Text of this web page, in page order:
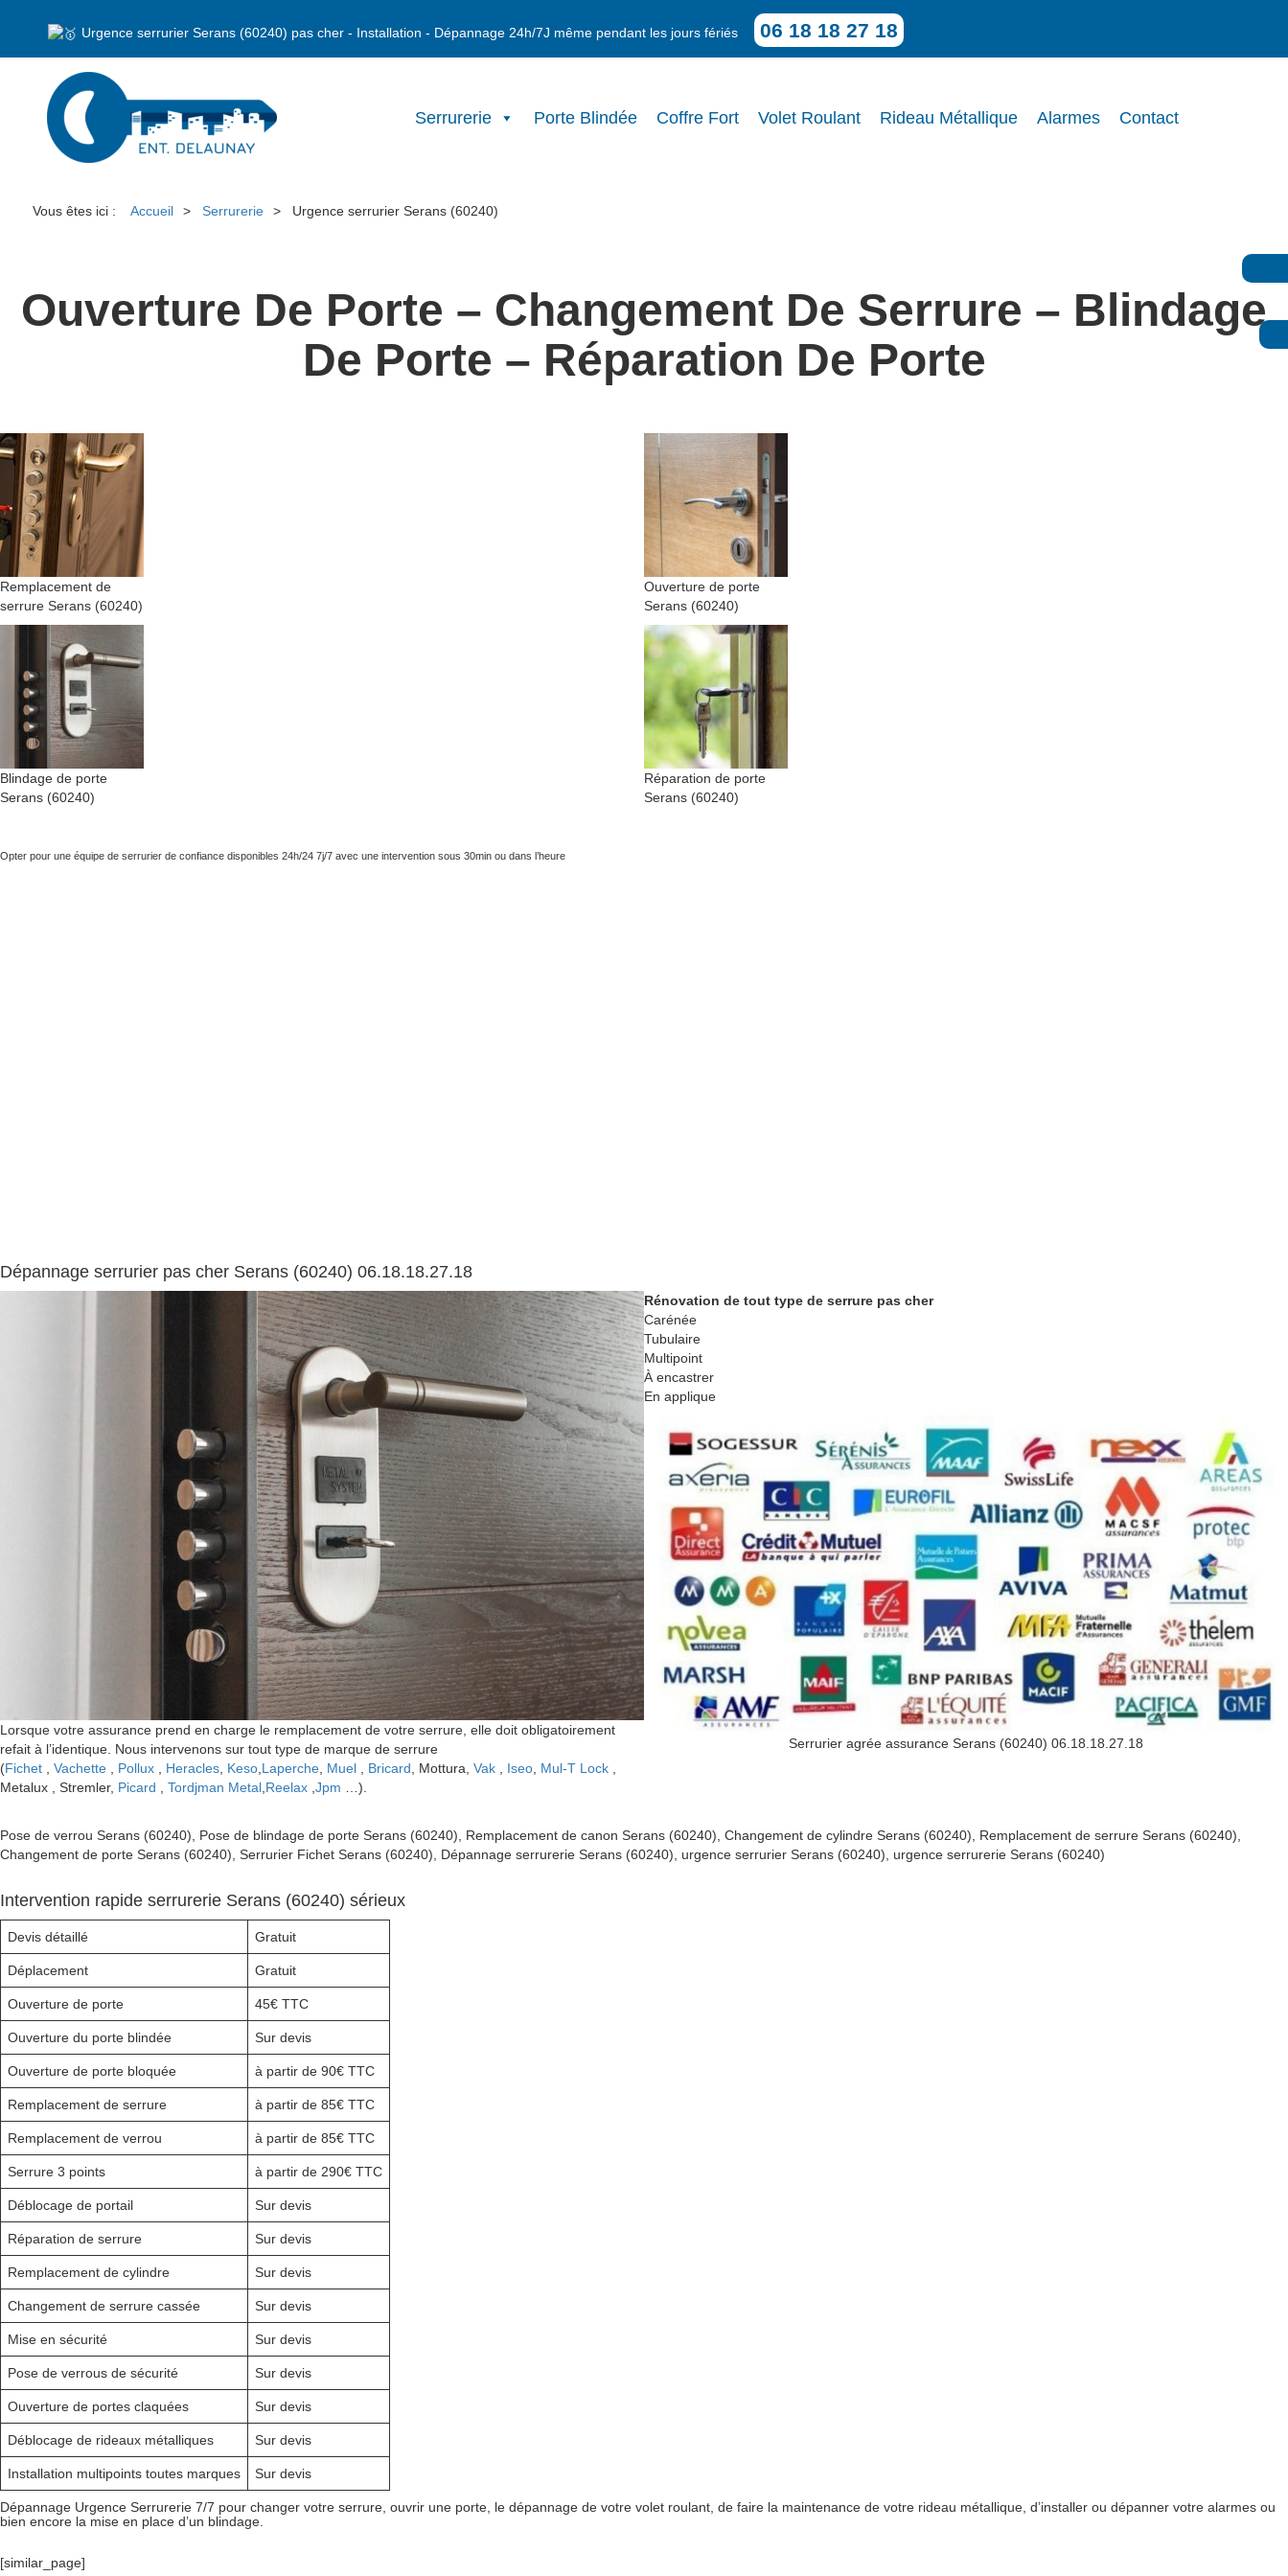
Urgence serrurier Serans (60240) pas cher - Installation - Dépannage 24h/7J même pendant les jours fériés 06 18 18 27 18
Serrurerie Porte Blindée Coffre Fort Volet Roulant Rideau Métallique Alarmes Contact
Vous êtes ici : Accueil Serrurerie Urgence serrurier Serans (60240)
Ouverture De Porte – Changement De Serrure – Blindage
De Porte – Réparation De Porte
Remplacement de
serrure Serans (60240)
Ouverture de porte
Serans (60240)
Blindage de porte
Serans (60240)
Réparation de porte
Serans (60240)
Opter pour une équipe de serrurier de confiance disponibles 24h/24 7j/7 avec une intervention sous 30min ou dans l’heure
Dépannage serrurier pas cher Serans (60240) 06.18.18.27.18
Lorsque votre assurance prend en charge le remplacement de votre serrure, elle doit obligatoirement
refait à l’identique. Nous intervenons sur tout type de marque de serrure
(Fichet Vachette Pollux Heracles Keso Laperche Muel Bricard , Mottura, Vak Iseo Mul-T Lock
Metalux , Stremler, Picard Tordjman Metal Reelax Jpm …).
Rénovation de tout type de serrure pas cher
Carénée
Tubulaire
Multipoint
À encastrer
En applique
Serrurier agrée assurance Serans (60240) 06.18.18.27.18
Pose de verrou Serans (60240), Pose de blindage de porte Serans (60240), Remplacement de canon Serans (60240), Changement de cylindre Serans (60240), Remplacement de serrure Serans (60240),
Changement de porte Serans (60240), Serrurier Fichet Serans (60240), Dépannage serrurerie Serans (60240), urgence serrurier Serans (60240), urgence serrurerie Serans (60240)
Intervention rapide serrurerie Serans (60240) sérieux
Devis détaillé Gratuit
Déplacement Gratuit
Ouverture de porte 45€ TTC
Ouverture du porte blindée Sur devis
Ouverture de porte bloquée à partir de 90€ TTC
Remplacement de serrure à partir de 85€ TTC
Remplacement de verrou à partir de 85€ TTC
Serrure 3 points à partir de 290€ TTC
Déblocage de portail Sur devis
Réparation de serrure Sur devis
Remplacement de cylindre Sur devis
Changement de serrure cassée Sur devis
Mise en sécurité Sur devis
Pose de verrous de sécurité Sur devis
Ouverture de portes claquées Sur devis
Déblocage de rideaux métalliques Sur devis
Installation multipoints toutes marques Sur devis
Dépannage Urgence Serrurerie 7/7 pour changer votre serrure, ouvrir une porte, le dépannage de votre volet roulant, de faire la maintenance de votre rideau métallique, d’installer ou dépanner votre alarmes ou
bien encore la mise en place d’un blindage.
[similar_page]